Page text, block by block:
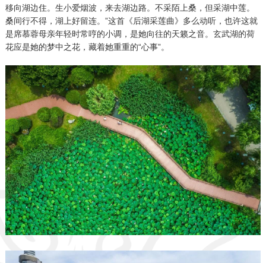
移向湖边住。生小爱烟波，来去湖边路。不采陌上桑，但采湖中莲。
桑间行不得，湖上好留连。”这首《后湖采莲曲》多么动听，也许这就
是席慕蓉母亲年轻时常哼的小调，是她向往的天籁之音。玄武湖的荷
花应是她的梦中之花，藏着她重重的“心事”。